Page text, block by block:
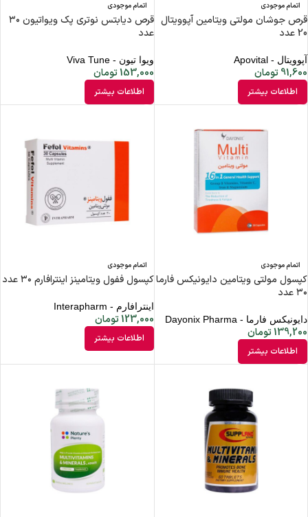
اتمام موجودی
قرص جوشان مولتی ویتامین آپوویتال
20 عدد
آپوویتال - Apovital
91,600تومان
اطلاعات بیشتر
اتمام موجودی
قرص دیابتس نوتری پک ویواتیون ۳۰
عدد
ویوا تیون - Viva Tune
153,000تومان
اطلاعات بیشتر
اتمام موجودی
کپسول مولتی ویتامین دایونیکس فارما
۳۰ عدد
دایونیکس فارما - Dayonix Pharma
139,200تومان
اطلاعات بیشتر
اتمام موجودی
کپسول ففول ویتامینز اینترافارم ۳۰ عدد
اینترافارم - Interapharm
123,000تومان
اطلاعات بیشتر